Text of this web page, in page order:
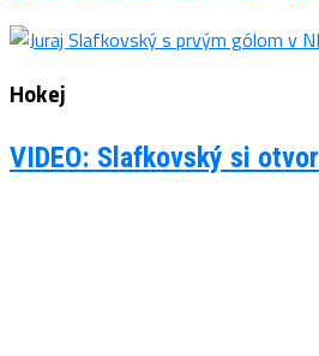
Hokej
VIDEO: Slafkovský si